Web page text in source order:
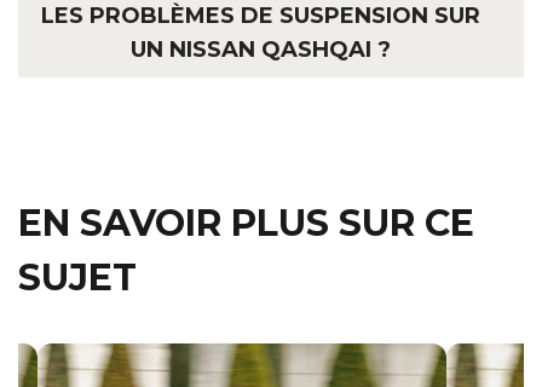
LES PROBLÈMES DE SUSPENSION SUR
UN NISSAN QASHQAI ?
EN SAVOIR PLUS SUR CE
SUJET